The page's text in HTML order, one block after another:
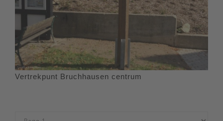
Vertrekpunt Bruchhausen centrum